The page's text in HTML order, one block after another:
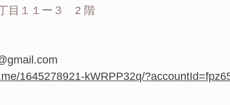
目１１ー３　2 階
1645278921-kWRPP32q/